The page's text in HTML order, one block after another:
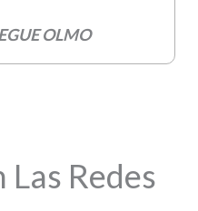
OLMO
Las Redes